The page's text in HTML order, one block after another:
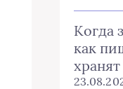
Когда
как